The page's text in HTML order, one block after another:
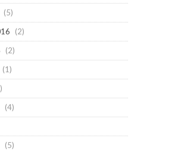
(5)
(2)
(2)
(1)
(4)
(5)